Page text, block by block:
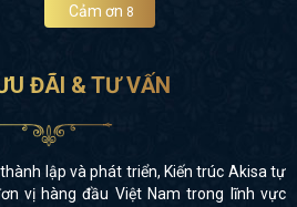
Cảm ơn 8
ĐÃI & TƯ VẤN
lập và phát triển, Kiến trúc Akisa tự
vị hàng đầu Việt Nam trong lĩnh vực